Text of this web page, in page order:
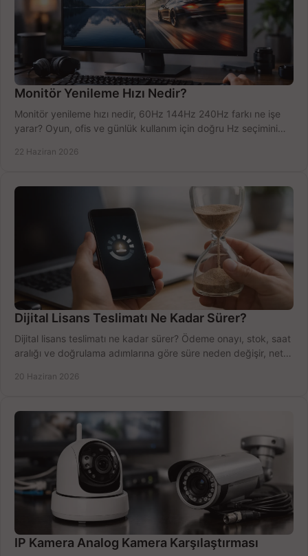
Monitör Yenileme Hızı Nedir?
Monitör yenileme hızı nedir, 60Hz 144Hz 240Hz farkı ne işe
yarar? Oyun, ofis ve günlük kullanım için doğru Hz seçimini
22 Haziran 2026
Dijital Lisans Teslimatı Ne Kadar Sürer?
Dijital lisans teslimatı ne kadar sürer? Ödeme onayı, stok, saat
aralığı ve doğrulama adımlarına göre süre neden değişir, net
20 Haziran 2026
IP Kamera Analog Kamera Karşılaştırması